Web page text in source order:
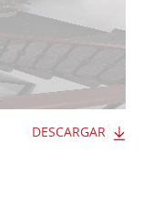
DESCARGAR